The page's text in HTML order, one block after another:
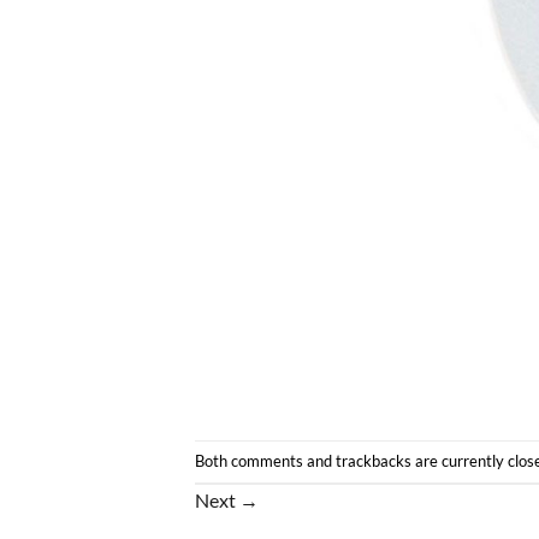
Both comments and trackbacks are currently
Next →